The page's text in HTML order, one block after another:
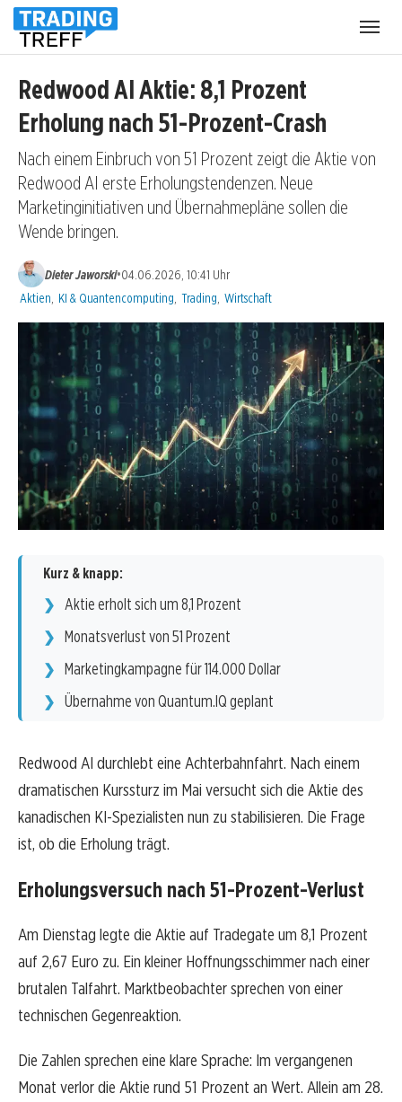
Redwood AI Aktie: 8,1 Prozent
Erholung nach 51-Prozent-Crash
Nach einem Einbruch von 51 Prozent zeigt die Aktie von
Redwood AI erste Erholungstendenzen. Neue
Marketinginitiativen und Übernahmepläne sollen die
Wende bringen.
Dieter Jaworski•04.06.2026, 10:41 Uhr
Kategorien:
Aktien KI & Quantencomputing Trading Wirtschaft
Kurz & knapp:
Aktie erholt sich um 8,1 Prozent
Monatsverlust von 51 Prozent
Marketingkampagne für 114.000 Dollar
Übernahme von Quantum.IQ geplant
Redwood AI durchlebt eine Achterbahnfahrt. Nach einem
dramatischen Kurssturz im Mai versucht sich die Aktie des
kanadischen KI-Spezialisten nun zu stabilisieren. Die Frage
ist, ob die Erholung trägt.
Erholungsversuch nach 51-Prozent-Verlust
Am Dienstag legte die Aktie auf Tradegate um 8,1 Prozent
auf 2,67 Euro zu. Ein kleiner Hoffnungsschimmer nach einer
brutalen Talfahrt. Marktbeobachter sprechen von einer
technischen Gegenreaktion.
Die Zahlen sprechen eine klare Sprache: Im vergangenen
Monat verlor die Aktie rund 51 Prozent an Wert. Allein am 28.